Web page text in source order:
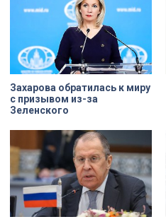
Захарова обратилась к миру
с призывом из-за
Зеленского